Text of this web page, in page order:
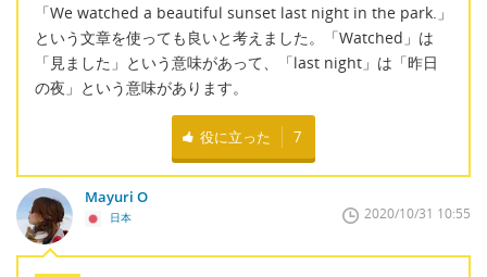
「We watched a beautiful sunset last night in the park.」
という文章を使っても良いと考えました。「Watched」は
「見ました」という意味があって、「last night」は「昨日
の夜」という意味があります。
役に立った 7
Mayuri O
日本 2020/10/31 10:55